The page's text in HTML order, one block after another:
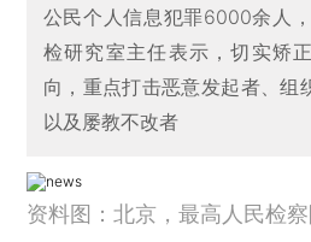
公民个人信息犯罪6000余人
检研究室主任表示，切实矫
向，重点打击恶意发起者、组
以及屡教不改者
资料图：北京，最高人民检